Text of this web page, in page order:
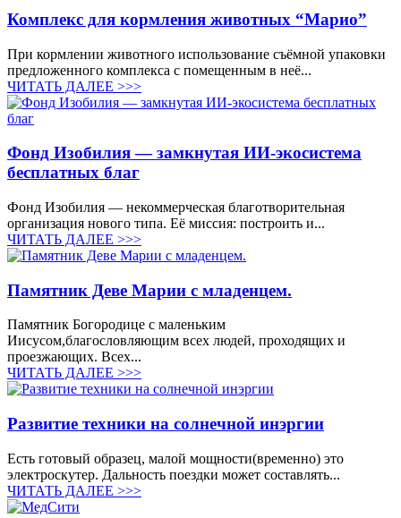
Комплекс для кормления животных “Марио”
При кормлении животного использование съёмной упаковки
предложенного комплекса с помещенным в неё...
ЧИТАТЬ ДАЛЕЕ >>>
Фонд Изобилия — замкнутая ИИ-экосистема
бесплатных благ
Фонд Изобилия — некоммерческая благотворительная
организация нового типа. Её миссия: построить и...
ЧИТАТЬ ДАЛЕЕ >>>
Памятник Деве Марии с младенцем.
Памятник Богородице с маленьким
Иисусом,благословляющим всех людей, проходящих и
проезжающих. Всех...
ЧИТАТЬ ДАЛЕЕ >>>
Развитие техники на солнечной инэргии
Есть готовый образец, малой мощности(временно) это
электроскутер. Дальность поездки может составлять...
ЧИТАТЬ ДАЛЕЕ >>>